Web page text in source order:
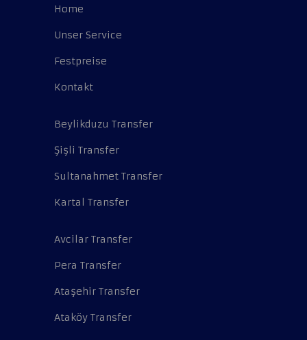
Home
Unser Service
Festpreise
Kontakt
Beylikduzu Transfer
Şişli Transfer
Sultanahmet Transfer
Kartal Transfer
Avcilar Transfer
Pera Transfer
Ataşehir Transfer
Ataköy Transfer